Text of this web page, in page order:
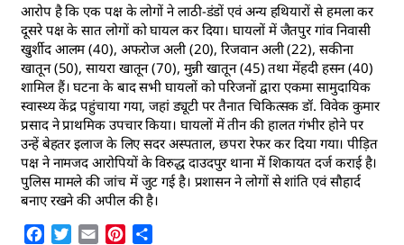
आरोप है कि एक पक्ष के लोगों ने लाठी-डंडों एवं अन्य हथियारों से हमला कर
दूसरे पक्ष के सात लोगों को घायल कर दिया। घायलों में जैतपुर गांव निवासी
खुर्शीद आलम (40), अफरोज अली (20), रिजवान अली (22), सकीना
खातून (50), सायरा खातून (70), मुन्नी खातून (45) तथा मेंहदी हसन (40)
शामिल हैं। घटना के बाद सभी घायलों को परिजनों द्वारा एकमा सामुदायिक
स्वास्थ्य केंद्र पहुंचाया गया, जहां ड्यूटी पर तैनात चिकित्सक डॉ. विवेक कुमार
प्रसाद ने प्राथमिक उपचार किया। घायलों में तीन की हालत गंभीर होने पर
उन्हें बेहतर इलाज के लिए सदर अस्पताल, छपरा रेफर कर दिया गया। पीड़ित
पक्ष ने नामजद आरोपियों के विरुद्ध दाउदपुर थाना में शिकायत दर्ज कराई है।
पुलिस मामले की जांच में जुट गई है। प्रशासन ने लोगों से शांति एवं सौहार्द
बनाए रखने की अपील की है।
Facebook
Twitter
Email Pinterest